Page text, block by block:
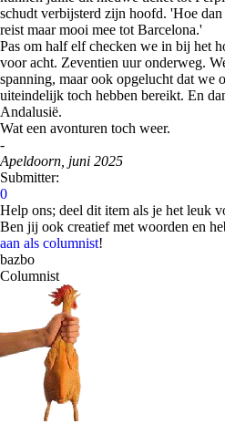
schudt verbijsterd zijn hoofd. 'Hoe
reist maar mooi mee tot Barcelona.'
Pas om half elf checken we in bij het
voor acht. Zeventien uur onderweg.
spanning, maar ook opgelucht dat we
uiteindelijk toch hebben bereikt. En
Andalusië.
Wat een avonturen toch weer.
-
Apeldoorn, juni 2025
Submitter:
0
Help ons; deel dit item als je het leuk
Ben jij ook creatief met woorden en
aan als columnist!
bazbo
Columnist